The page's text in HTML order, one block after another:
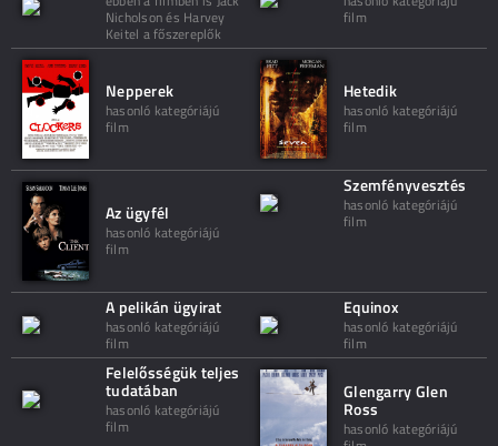
Nicholson és Harvey
Keitel a főszereplők
film
Nepperek
hasonló kategóriájú
film
Hetedik
hasonló kategóriájú
film
Az ügyfél
hasonló kategóriájú
film
Szemfényvesztés
hasonló kategóriájú
film
A pelikán ügyirat
hasonló kategóriájú
film
Equinox
hasonló kategóriájú
film
Felelősségük teljes
tudatában
hasonló kategóriájú
film
Glengarry Glen
Ross
hasonló kategóriájú